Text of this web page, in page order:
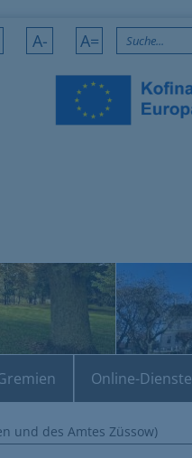
A- A=
Online-Dienste
und des Amtes Züssow)